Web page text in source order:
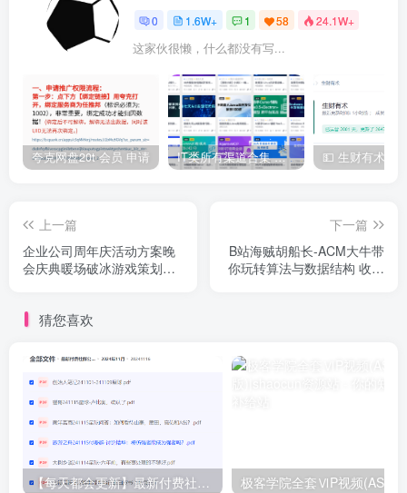
0 1.6W+ 1 58 24.1W+
这家伙很懒，什么都没有写...
夸克网盘20t 会员 申请 IT类所有渠道合集 持续日更，目前近四千多条资源 年费用户微信私信获取权限
上一篇
企业公司周年庆活动方案晚
会庆典暖场破冰游戏策划主
下一篇
B站海贼胡船长-ACM大牛带
你玩转算法与数据结构 收费
猜您喜欢
【每天都会更新】最新付费社群公众号文章 极客学院全套ⅥP视频(AS版)